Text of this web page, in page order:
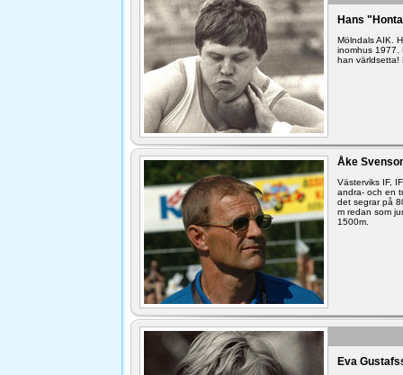
Hans
Mölndals AIK.
inomhus 1977.
han världsetta!
Åke
Västerviks IF,
andra- och en
det segrar på
m redan som
1500m.
Eva